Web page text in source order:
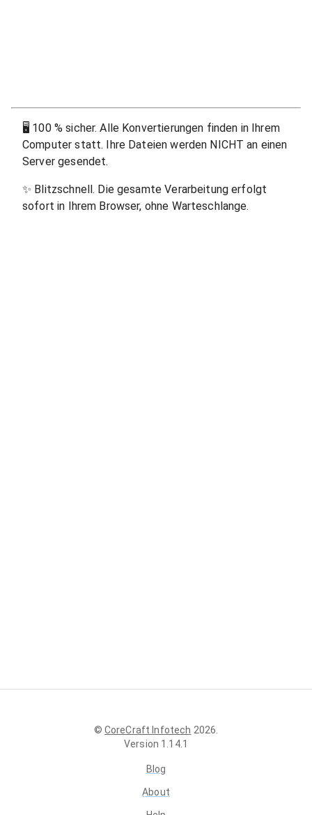
🖥 100 % sicher. Alle Konvertierungen finden in Ihrem
Computer statt. Ihre Dateien werden NICHT an einen
Server gesendet.
✨ Blitzschnell. Die gesamte Verarbeitung erfolgt
sofort in Ihrem Browser, ohne Warteschlange.
© CoreCraft Infotech 2026
Version 1.14.1
Blog
About